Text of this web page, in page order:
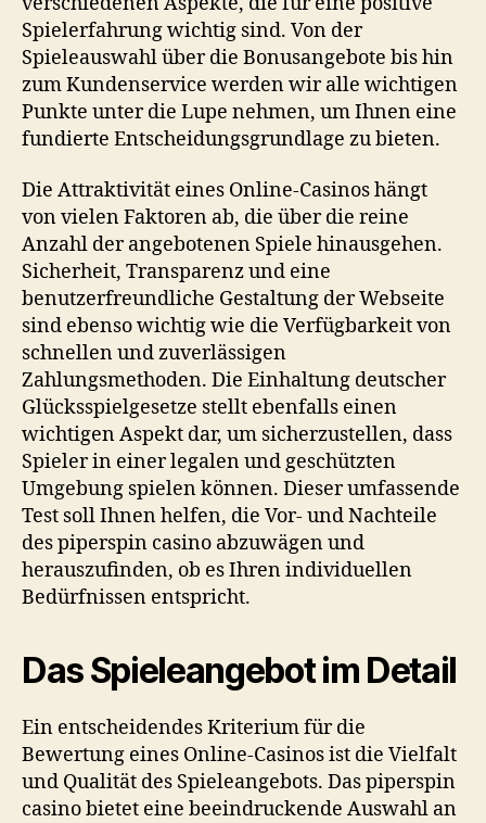
Spielerfahrung wichtig sind. Von der
Spieleauswahl über die Bonusangebote bis hin
zum Kundenservice werden wir alle wichtigen
Punkte unter die Lupe nehmen, um Ihnen eine
fundierte Entscheidungsgrundlage zu bieten.
Die Attraktivität eines Online-Casinos hängt
von vielen Faktoren ab, die über die reine
Anzahl der angebotenen Spiele hinausgehen.
Sicherheit, Transparenz und eine
benutzerfreundliche Gestaltung der Webseite
sind ebenso wichtig wie die Verfügbarkeit von
schnellen und zuverlässigen
Zahlungsmethoden. Die Einhaltung deutscher
Glücksspielgesetze stellt ebenfalls einen
wichtigen Aspekt dar, um sicherzustellen, dass
Spieler in einer legalen und geschützten
Umgebung spielen können. Dieser umfassende
Test soll Ihnen helfen, die Vor- und Nachteile
despiperspin casino abzuwägen und
herauszufinden, ob es Ihren individuellen
Bedürfnissen entspricht.
Das Spieleangebot im Detail
Ein entscheidendes Kriterium für die
Bewertung eines Online-Casinos ist die Vielfalt
und Qualität des Spieleangebots. Daspiperspin
casinobietet eine beeindruckende Auswahl an